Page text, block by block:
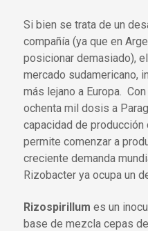
Si bien se trata de un
compañía (ya que en
posicionar demasiado),
mercado sudamericano,
más lejano a Europa.
ochenta mil dosis a
capacidad de
permite comenzar a
creciente demanda
Rizobacter ya ocupa un
Rizospirillum es un
base de mezcla cepas